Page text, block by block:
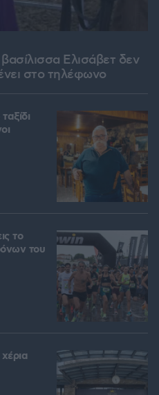
Ελισάβετ δεν
στο τηλέφωνο
το
του